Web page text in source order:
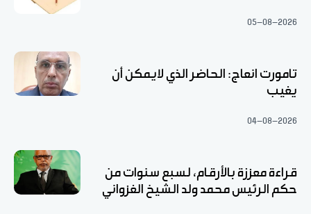
05-08-2026
تامورت انعاج: الحاضر الذي لايمكن أن
يغيب
04-08-2026
قراءة معززة بالأرقام، لسبع سنوات من
حكم الرئيس محمد ولد الشيخ الغزواني